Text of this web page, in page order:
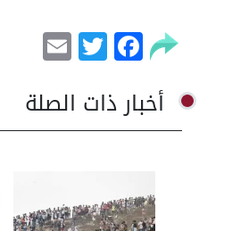
Facebook
Twitter
أخبار ذات الصلة